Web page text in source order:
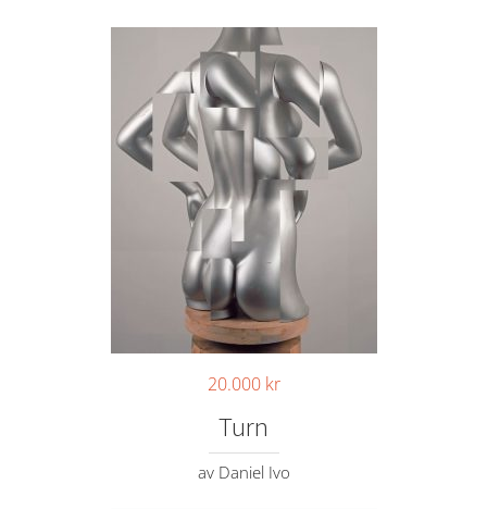
20.000 kr
Turn
av Daniel Ivo